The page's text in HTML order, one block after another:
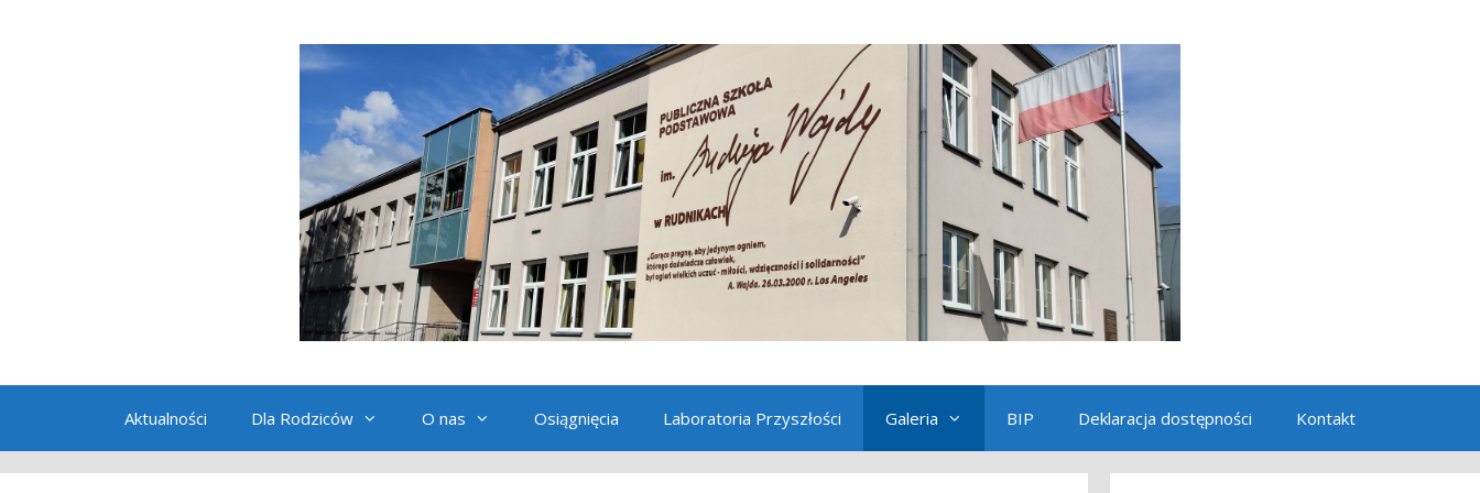
Aktualności Dla Rodziców O nas Osiągnięcia Laboratoria Przyszłości Galeria BIP Deklaracja dostępności Kontakt